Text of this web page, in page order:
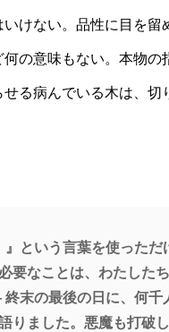
けない。品性に目を
の意味もない。本物
る病んでいる木は、切
いう言葉を使っただ
要なことは、わたした
末の最後の日に、何千
ました。悪魔も打破